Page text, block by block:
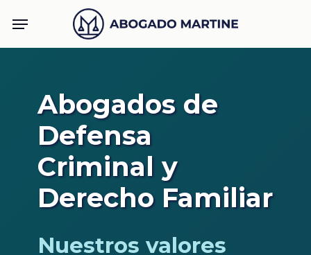
Menu
Abogados de
Defensa
Criminal y
Derecho Familiar
Nuestros valores